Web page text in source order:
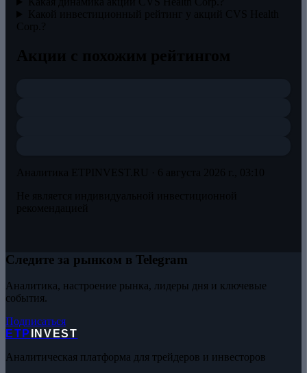
Следите за рынком в Telegram
Аналитика, настроение рынка, лидеры дня и ключевые
события.
Подписаться
ETP
INVEST
Аналитическая платформа для трейдеров и инвесторов